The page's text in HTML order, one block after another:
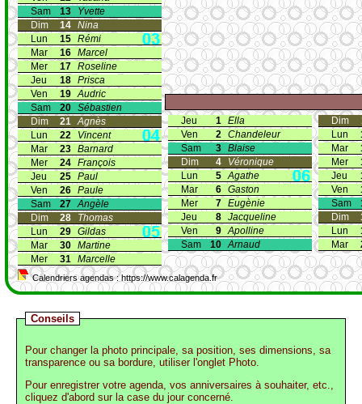
Sam
13
Yvette
Dim
14 Nina
Lun
15 Rémi
Mar
16 Marcel
Mer
17 Roseline
Jeu
18 Prisca
Ven
19 Audric
Sam
20 Sébastien
Dim
21 Agnès
Lun
22
Vincent
Mar
23 Barnard
Mer
24 François
Jeu
25 Paul
Ven
26 Paule
Sam
27 Angèle
Dim
28
Thomas
Lun
29 Gildas
Mar
30 Martine
Mer
31 Marcelle
Jeu 1 Ella
Ven
2 Chandeleur
Sam
3 Blaise
Dim
4
Véronique
Lun
5 Agathe
Mar
6 Gaston
Mer
7 Eugènie
Jeu
8 Jacqueline
Ven
9 Apolline
Sam
10 Arnaud
Dim
Lun
Mar
Mer
Jeu
Ven
Sam
Dim
Lun
Mar
Calendriers agendas : https://www.calagenda.fr
Conseils
Pour changer la photo principale, sa position, ses dimensions, sa
transparence ou sa bordure, utiliser l'onglet Photo.
Pour enregistrer votre agenda, vos anniversaires à souhaiter, etc.,
cliquez d'abord sur la case du jour concerné.